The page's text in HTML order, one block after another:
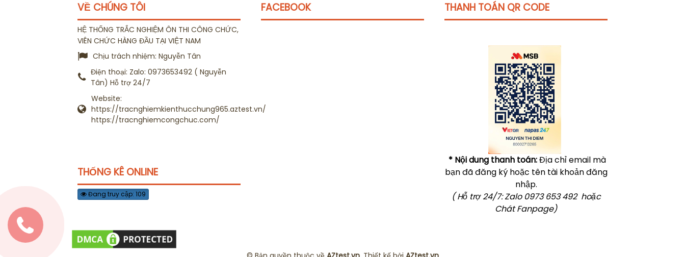
VỀ CHÚNG TÔI
HỆ THỐNG TRẮC NGHIỆM ÔN THI CÔNG CHỨC,
VIÊN CHỨC HÀNG ĐẦU TẠI VIỆT NAM
Chịu trách nhiệm: Nguyễn Tân
Điện thoại: Zalo: 0973653492 ( Nguyễn
Tân) Hỗ trợ 24/7
Website:
https://tracnghiemkienthucchung965.aztest.vn/
https://tracnghiemcongchuc.com/
THỐNG KÊ ONLINE
Đang truy cập: 109
FACEBOOK THANH TOÁN QR CODE
* Nội dung thanh toán:Địa chỉ email mà
bạn đã đăng ký hoặc tên tài khoản đăng
nhập.
( Hỗ trợ 24/7: Zalo 0973 653 492 hoặc
Chát Fanpage)